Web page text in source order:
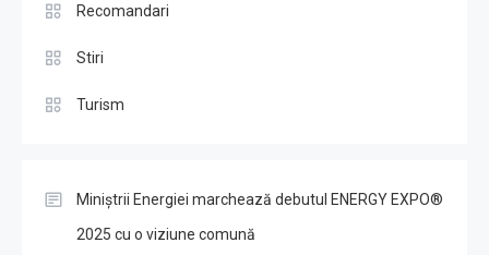
Recomandari
Stiri
Turism
Miniștrii Energiei marchează debutul ENERGY EXPO®
2025 cu o viziune comună